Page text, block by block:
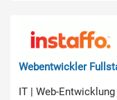
Webentwickler
IT | Web-Entwicklung